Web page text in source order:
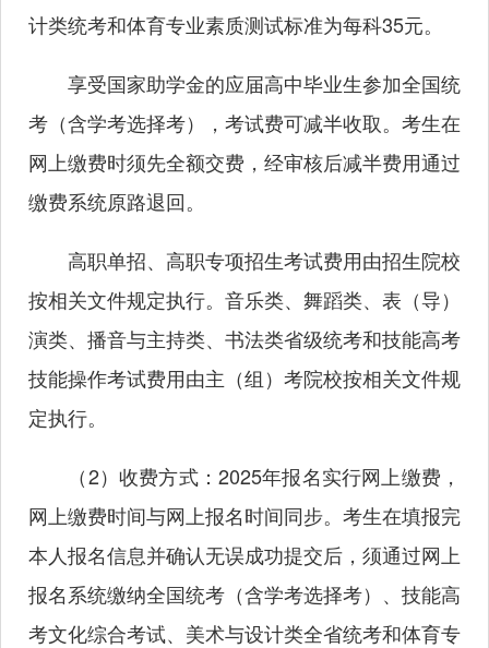
计类统考和体育专业素质测试标准为每科35元。
享受国家助学金的应届高中毕业生参加全国统
考（含学考选择考），考试费可减半收取。考生在
网上缴费时须先全额交费，经审核后减半费用通过
缴费系统原路退回。
高职单招、高职专项招生考试费用由招生院校
按相关文件规定执行。音乐类、舞蹈类、表（导）
演类、播音与主持类、书法类省级统考和技能高考
技能操作考试费用由主（组）考院校按相关文件规
定执行。
（2）收费方式：2025年报名实行网上缴费，
网上缴费时间与网上报名时间同步。考生在填报完
本人报名信息并确认无误成功提交后，须通过网上
报名系统缴纳全国统考（含学考选择考）、技能高
考文化综合考试、美术与设计类全省统考和体育专